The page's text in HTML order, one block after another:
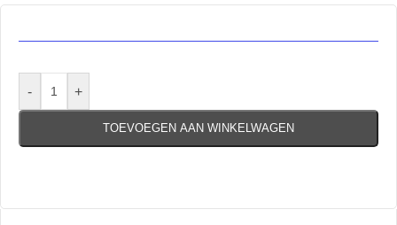
- +
TOEVOEGEN AAN WINKELWAGEN